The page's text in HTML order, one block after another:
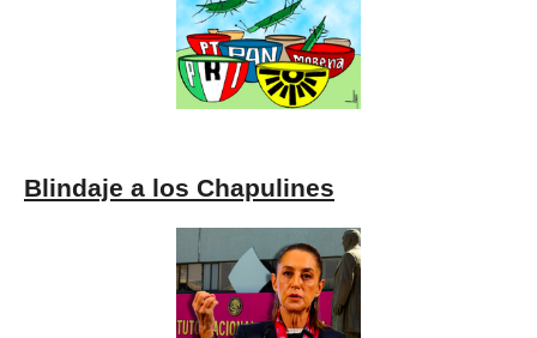
Blindaje a los Chapulines